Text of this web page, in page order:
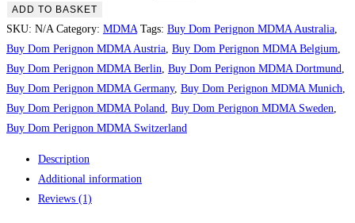
ADD TO BASKET
SKU: N/A Category: MDMA Tags: Buy Dom Perignon MDMA Australia
Buy Dom Perignon MDMA Austria Buy Dom Perignon MDMA Belgium
Buy Dom Perignon MDMA Berlin Buy Dom Perignon MDMA Dortmund
Buy Dom Perignon MDMA Germany, Buy Dom Perignon MDMA Munich
Buy Dom Perignon MDMA Poland
Buy Dom Perignon MDMA Sweden
Buy Dom Perignon MDMA Switzerland
Description
Additional information
Reviews (1)